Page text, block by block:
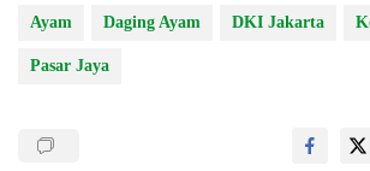
Ayam Daging Ayam DKI Jakarta
Pasar Jaya